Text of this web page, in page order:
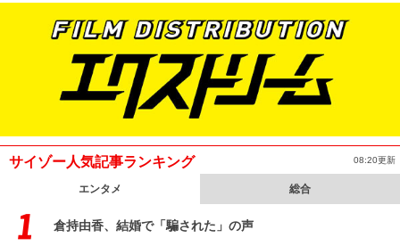
サイゾー人気記事ランキング 08:20更新
エンタメ 総合
倉持由香、結婚で「騙された」の声